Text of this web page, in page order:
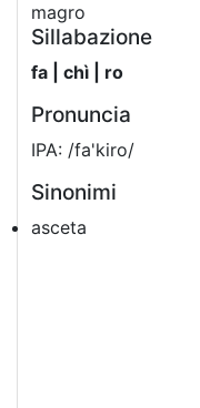
magro
Sillabazione
fa | chì | ro
Pronuncia
IPA: /fa'kiro/
Sinonimi
asceta